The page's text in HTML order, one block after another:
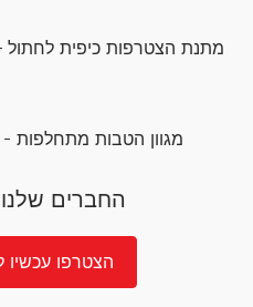
מתנת הצטרפות כיפית לחתול
מגוון הטבות מתחלפות -
החברים שלנו
הצטרפו עכשיו